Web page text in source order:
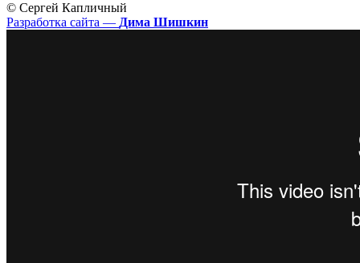
© Сергей Капличный
Разработка сайта — Дима Шишкин